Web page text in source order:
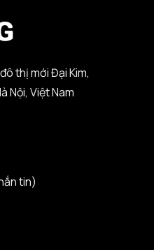
thị mới Đại Kim,
Nội, Việt Nam
tin)